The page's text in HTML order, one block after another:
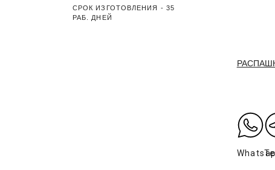
СРОК ИЗГОТОВЛЕНИЯ - 35
РАБ. ДНЕЙ